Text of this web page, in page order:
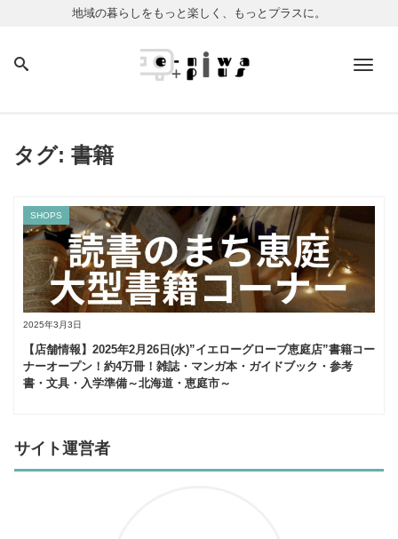
地域の暮らしをもっと楽しく、もっとプラスに。
タグ: 書籍
2025年3月3日
SHOPS
【店舗情報】2025年2月26日(水)”イエローグローブ恵庭店”書籍コー
ナーオープン！約4万冊！雑誌・マンガ本・ガイドブック・参考
書・文具・入学準備～北海道・恵庭市～
サイト運営者